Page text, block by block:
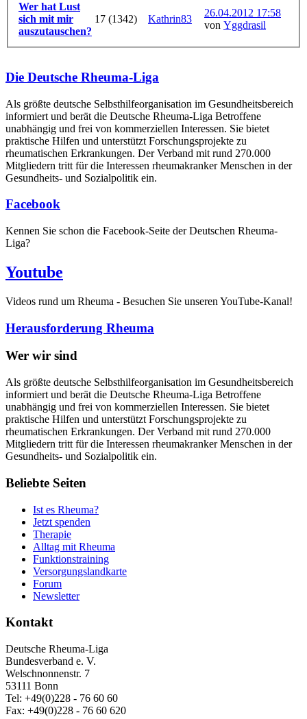
Wer hat Lust
sich mit mir
auszutauschen?
17 (1342) Kathrin83
26.04.2012 17:58
von Yggdrasil
Die Deutsche Rheuma-Liga
Als größte deutsche Selbsthilfe­organisation im Gesundheitsbereich
informiert und berät die Deutsche Rheuma-Liga Betroffene
unabhängig und frei von kommerziellen Interessen. Sie bietet
praktische Hilfen und unterstützt Forschungsprojekte zu
rheumatischen Erkrankungen. Der Verband mit rund 270.000
Mitgliedern tritt für die Interessen rheumakranker Menschen in der
Gesundheits- und Sozialpolitik ein.
Facebook
Kennen Sie schon die Facebook-Seite der Deutschen Rheuma-
Liga?
Youtube
Videos rund um Rheuma - Besuchen Sie unseren YouTube-Kanal!
Herausforderung Rheuma
Wer wir sind
Als größte deutsche Selbsthilfeorganisation im Gesundheitsbereich
informiert und berät die Deutsche Rheuma-Liga Betroffene
unabhängig und frei von kommerziellen Interessen. Sie bietet
praktische Hilfen und unterstützt Forschungsprojekte zu
rheumatischen Erkrankungen. Der Verband mit rund 270.000
Mitgliedern tritt für die Interessen rheumakranker Menschen in der
Gesundheits- und Sozialpolitik ein.
Beliebte Seiten
Ist es Rheuma?
Jetzt spenden
Therapie
Alltag mit Rheuma
Funktionstraining
Versorgungslandkarte
Forum
Newsletter
Kontakt
Deutsche Rheuma-Liga
Bundesverband e. V.
Welschnonnenstr. 7
53111 Bonn
Tel: +49(0)228 - 76 60 60
Fax: +49(0)228 - 76 60 620